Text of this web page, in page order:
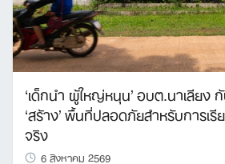
‘เด็กนำ ผู้ใหญ่หนุน’ อบต.นาเลียง กั
‘สร้าง’ พื้นที่ปลอดภัยสำหรับการเรี
จริง
6 สิงหาคม 2569